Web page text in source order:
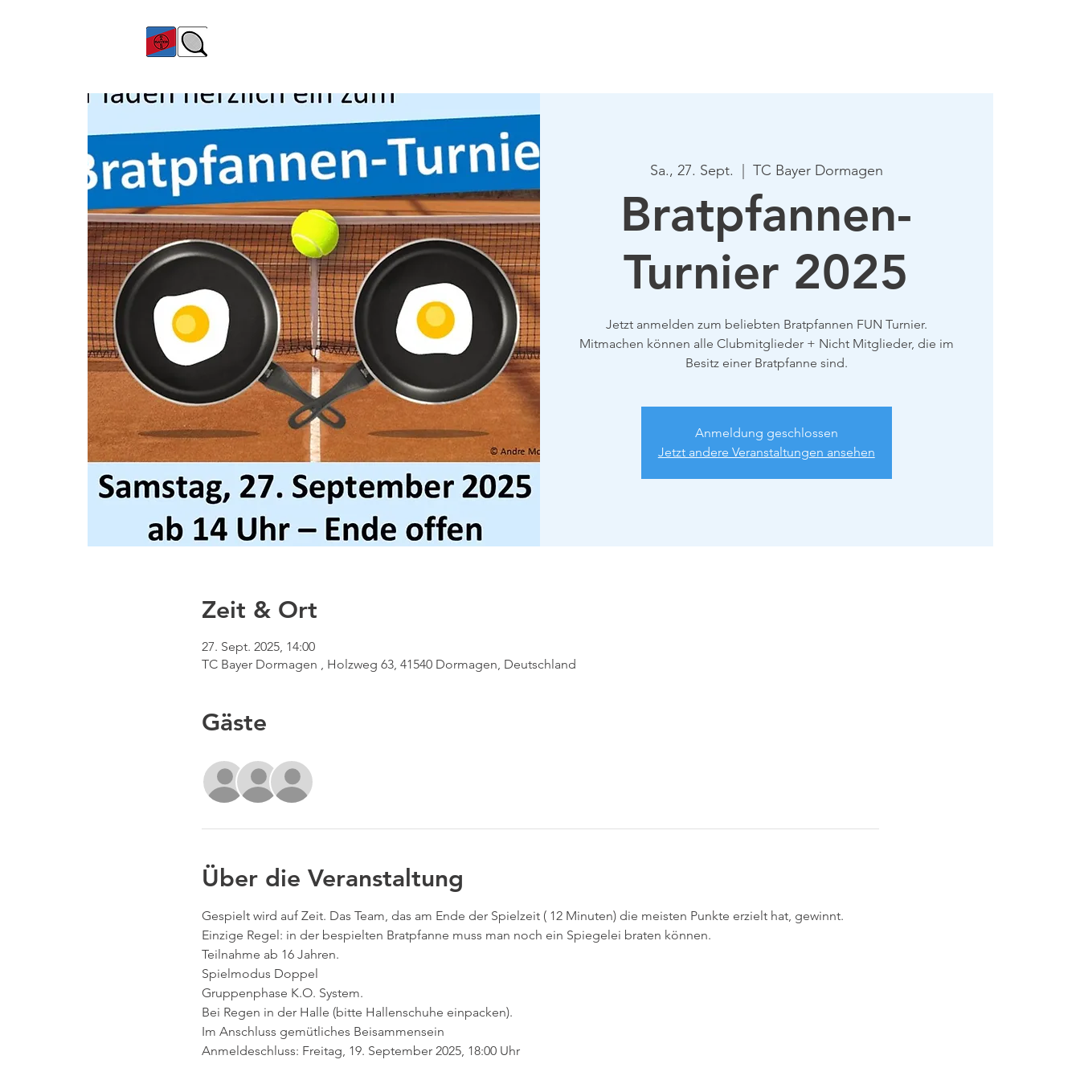
Sa., 27. Sept. TC Bayer Dormagen
Bratpfannen-
Turnier 2025
Jetzt anmelden zum beliebten Bratpfannen FUN Turnier.
Mitmachen können alle Clubmitglieder + Nicht Mitglieder, die im
Besitz einer Bratpfanne sind.
Anmeldung geschlossen
Jetzt andere Veranstaltungen ansehen
Zeit & Ort
27. Sept. 2025, 14:00
TC Bayer Dormagen , Holzweg 63, 41540 Dormagen, Deutschland
Gäste
Über die Veranstaltung
Gespielt wird auf Zeit. Das Team, das am Ende der Spielzeit ( 12 Minuten) die meisten Punkte erzielt hat, gewinnt.
Einzige Regel: in der bespielten Bratpfanne muss man noch ein Spiegelei braten können.
Teilnahme ab 16 Jahren.
Spielmodus Doppel
Gruppenphase K.O. System.
Bei Regen in der Halle (bitte Hallenschuhe einpacken).
Im Anschluss gemütliches Beisammensein
Anmeldeschluss: Freitag, 19. September 2025, 18:00 Uhr